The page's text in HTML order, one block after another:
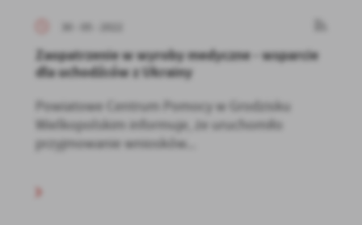
Zaopatrzenie w wyroby medyczne - wsparcie
dla uchodźców z Ukrainy
Powiatowe Centrum Pomocy w Grodzisku
Wielkopolskim informuje, że uruchomiło
przyjmowanie wniosków...